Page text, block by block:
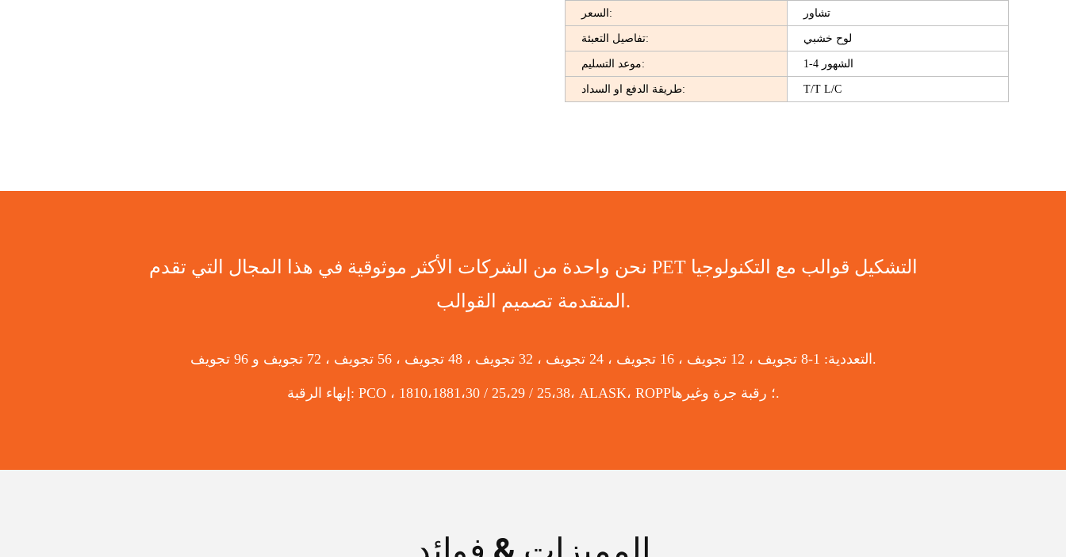
السعر: تشاور
تفاصيل التعبئة: لوح خشبي
موعد التسليم: 1-4 الشهور
طريقة الدفع او السداد: T/T L/C
نحن واحدة من الشركات الأكثر موثوقية في هذا المجال التي تقدم PET التشكيل قوالب مع التكنولوجيا
المتقدمة تصميم القوالب.
التعددية: 1-8 تجويف ، 12 تجويف ، 16 تجويف ، 24 تجويف ، 32 تجويف ، 48 تجويف ، 56 تجويف ، 72 تجويف و 96 تجويف.
إنهاء الرقبة: PCO ، 1810،1881،30 / 25،29 / 25،38، ALASK، ROPP؛ رقبة جرة وغيرها.